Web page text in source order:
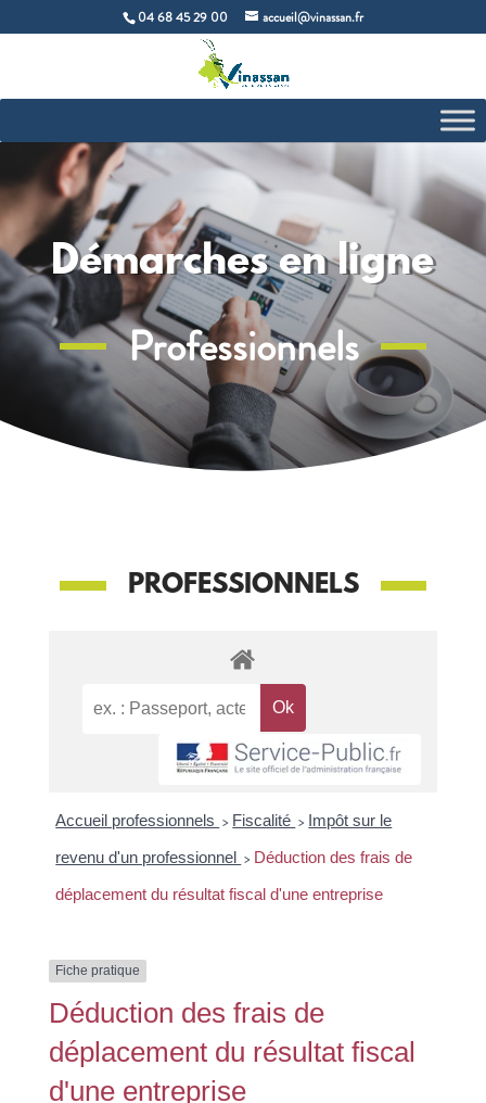
04 68 45 29 00 accueil@vinassan.fr
Démarches en ligne
Professionnels
PROFESSIONNELS
Accueil professionnels > Fiscalité > Impôt sur le
revenu d'un professionnel > Déduction des frais de
déplacement du résultat fiscal d'une entreprise
Fiche pratique
Déduction des frais de
déplacement du résultat fiscal
d'une entreprise